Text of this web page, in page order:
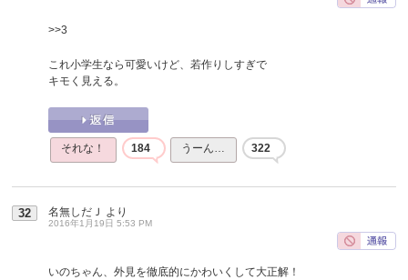
>>3
これ小学生なら可愛いけど、若作りしすぎで
キモく見える。
それな！ 184 うーん… 322
32 名無しだＪ より
2016年1月19日 5:53 PM
いのちゃん、外見を徹底的にかわいくして大正解！